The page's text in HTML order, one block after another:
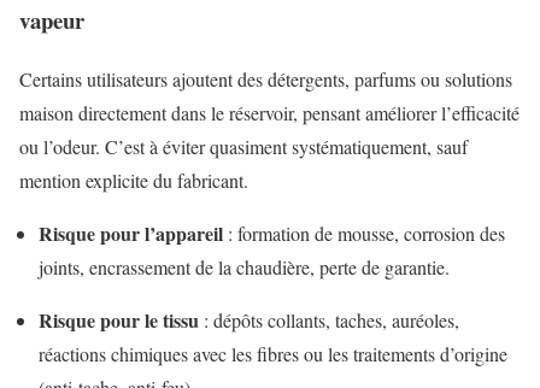
vapeur
Certains utilisateurs ajoutent des détergents, parfums ou solutions
maison directement dans le réservoir, pensant améliorer l’efficacité
ou l’odeur. C’est à éviter quasiment systématiquement, sauf
mention explicite du fabricant.
Risque pour l’appareil : formation de mousse, corrosion des
joints, encrassement de la chaudière, perte de garantie.
Risque pour le tissu : dépôts collants, taches, auréoles,
réactions chimiques avec les fibres ou les traitements d’origine